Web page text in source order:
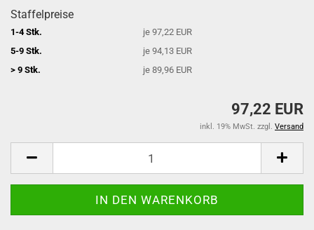
Staffelpreise
1-4 Stk.
je 97,22 EUR
5-9 Stk.
je 94,13 EUR
> 9 Stk.
je 89,96 EUR
97,22 EUR
inkl. 19% MwSt. zzgl. Versand